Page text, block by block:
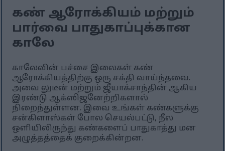
கண் ஆரோக்கியம் மற்றும்
பார்வை பாதுகாப்புக்கான
காலே
காலேவின் பச்சை இலைகள் கண்
ஆரோக்கியத்திற்கு ஒரு சக்தி வாய்ந்தவை.
அவை லுடீன் மற்றும் ஜீயாக்சாந்தின் ஆகிய
இரண்டு ஆக்ஸிஜனேற்றிகளால்
நிறைந்துள்ளன. இவை உங்கள் கண்களுக்கு
சன்கிளாஸ்கள் போல செயல்பட்டு, நீல
ஒளியிலிருந்து கண்களைப் பாதுகாத்து மன
அழுத்தத்தைக் குறைக்கின்றன.